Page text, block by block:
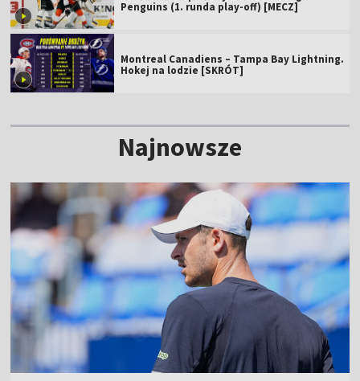
Penguins (1. runda play-off) [MECZ]
Montreal Canadiens – Tampa Bay Lightning.
Hokej na lodzie [SKRÓT]
Najnowsze